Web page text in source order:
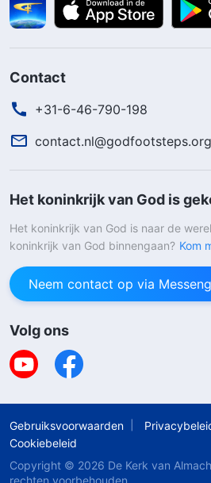
Contact
+31-6-46-790-198
contact.nl@godfootsteps.org
Het koninkrijk van God is
Het koninkrijk van God is naar de
koninkrijk van God binnengaan? Kom
Neem contact op via
Volg ons
Gebruiksvoorwaarden
Cookiebeleid
Copyright © 2026 De Kerk van